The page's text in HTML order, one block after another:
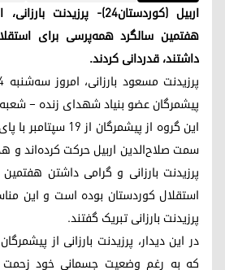
اربیل (کوردستان٢٤)-
هفتمین سالگرد همه‌پرسی برای
داشتند، قدردانی کردند.
پیشمرگان عضو بنیاد شهدای زنده –
این گروه از پیشمرگان
سمت صلاح‌الدین اربیل حرکت کرده‌اند و
پرزیدنت بارزانی و گرامی داشتن
استقلال کوردستان بوده است و این
پرزیدنت بارزانی تبریک گفتند.
در این دیدار، پرزیدنت بارزانی از
که به رغم وضعیت جسمانی خود